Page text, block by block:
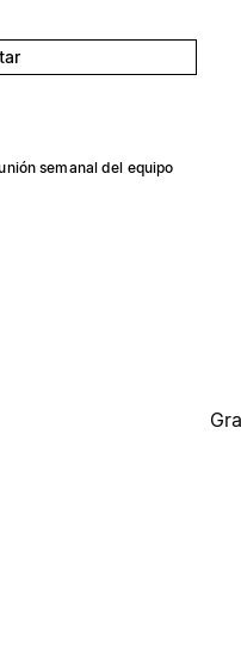
semanal del equipo